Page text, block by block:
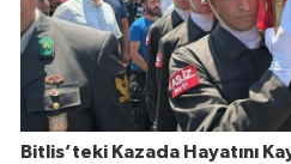
Bitlis’teki Kazada Hayatını